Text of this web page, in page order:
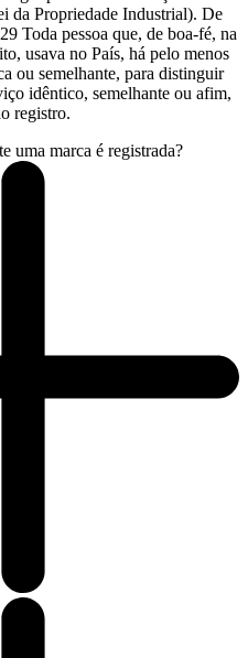
da Propriedade Industrial). De
Toda pessoa que, de boa-fé, na
usava no País, há pelo menos
ou semelhante, para distinguir
idêntico, semelhante ou afim,
registro.
uma marca é registrada?